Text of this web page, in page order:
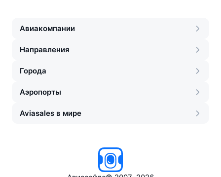
Авиакомпании
Направления
Города
Аэропорты
Aviasales в мире